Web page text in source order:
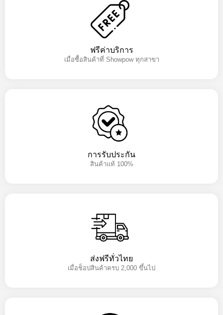
ฟรีค่าบริการ
เมื่อซื้อสินค้าที่ Showpow ทุกสาขา
การรับประกัน
สินค้าแท้ 100%
ส่งฟรีทั่วไทย
เมื่อช็อปสินค้าครบ 2,000 ขึ้นไป